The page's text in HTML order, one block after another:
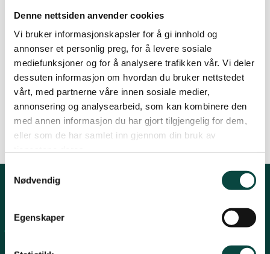
Denne nettsiden anvender cookies
Vi bruker informasjonskapsler for å gi innhold og
annonser et personlig preg, for å levere sosiale
mediefunksjoner og for å analysere trafikken vår. Vi deler
dessuten informasjon om hvordan du bruker nettstedet
vårt, med partnerne våre innen sosiale medier,
annonsering og analysearbeid, som kan kombinere den
med annen informasjon du har gjort tilgjengelig for dem,
eller som de har samlet inn gjennom din bruk av
Nødvendig
Egenskaper
Numedal
Øvre Eiker
13.04.2021 08:50| Sist oppdatert: 28.09.2022 08:16
NIB mener at MIS-revisjonen i Flesberg ikke er
gjennomført i tråd med retningslinjene og mener
den er et brudd på PEFC Norsk Skogstandard.
martinlindal@hotmail.com